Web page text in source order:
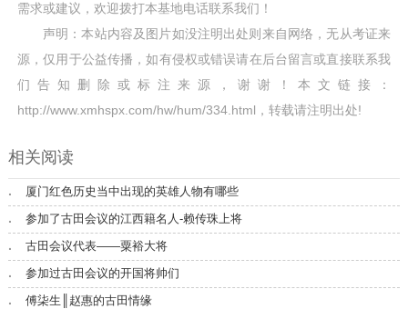
需求或建议，欢迎拨打本基地电话联系我们！
声明：本站内容及图片如没注明出处则来自网络，无从考证来
源，仅用于公益传播，如有侵权或错误请在后台留言或直接联系我
们告知删除或标注来源，谢谢！本文链接：
http://www.xmhspx.com/hw/hum/334.html ，转载请注明出处!
相关阅读
厦门红色历史当中出现的英雄人物有哪些
参加了古田会议的江西籍名人-赖传珠上将
古田会议代表——粟裕大将
参加过古田会议的开国将帅们
傅柒生║赵惠的古田情缘